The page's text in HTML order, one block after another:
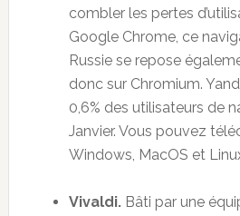
combler les pertes
Google Chrome, ce
Russie se repose
donc sur Chromium.
0,6% des utilisateurs de
Janvier. Vous pouvez
Windows, MacOS et
Vivaldi. Bâti par une